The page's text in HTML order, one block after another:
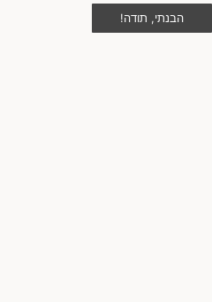
הבנתי, תודה!